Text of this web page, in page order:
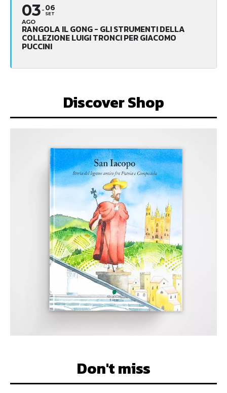
03
AGO
06
SET
RANGOLA IL GONG - GLI STRUMENTI DELLA
COLLEZIONE LUIGI TRONCI PER GIACOMO
PUCCINI
Discover Shop
Don't miss